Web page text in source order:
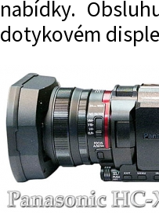
nabídky.
dotykovém